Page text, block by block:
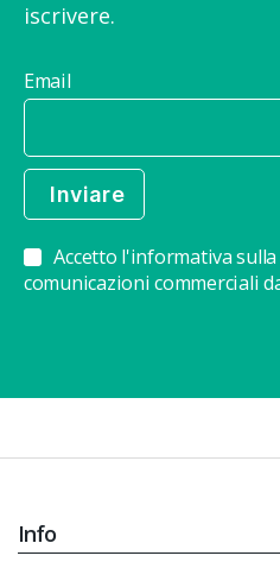
iscrivere.
Email
Accetto l'informativa
comunicazioni commerciali
Info